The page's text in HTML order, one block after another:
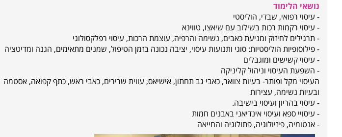
נושאי הלימוד
- עיסוי רפואי, שבדי, הוליסטי
- עיסוי רקמות רכות בשילוב עם שיאצו, טווינא
- תרגילים לחיזוק ומניעת כאבים, נשימה והרפיה, עוצמת הרכות, עיסוי רפלקסולוגי
- פילוסופיות הוליסטיות: סוגי ותנועות עיסוי, יציבה נכונה בזמן הטיפול, שמנים מתאימים, הגנה ומדיטציה
- עיסוי קשישים ומוגבלים
- השפעת העיסוי וניהול קליניקה
העיסוי מקל ופותר- בעיות צוואר, כאבי גב תחתון, אישיאס, עווית שרירים, כאבי ראש, כתף קפואה, אסטמה
ובעיות נשימה, עצירות
- עיסוי בהריון ועיסוי בישיבה.
- עיסויי ספא ועיסוי אינדיאני באבנים חמות
- אנטומיה, פיזיולוגיה, פתולוגיה והחייאה